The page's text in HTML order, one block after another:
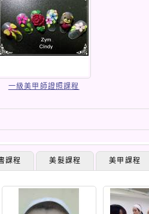
一級美甲師證照課程
課程 美髮課程 美甲課程